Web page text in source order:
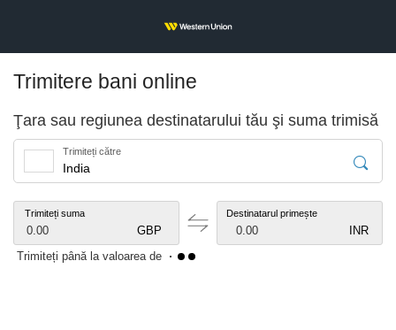
Trimitere bani online
Ţara sau regiunea destinatarului tău şi suma trimisă
Trimiteți către
Trimiteți suma
GBP
0.00
Destinatarul primește
INR
0.00
Trimiteți până la valoarea de